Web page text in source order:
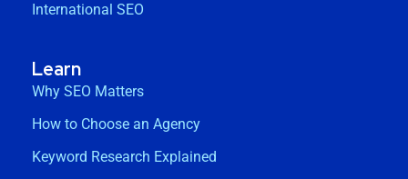
International SEO
Learn
Why SEO Matters
How to Choose an Agency
Keyword Research Explained